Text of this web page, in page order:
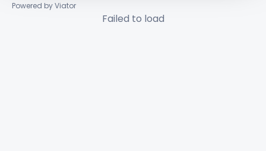
Powered by Viator
Failed to load